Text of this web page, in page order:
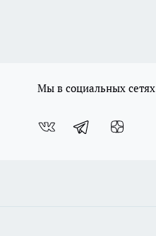
Мы в социальных сетях